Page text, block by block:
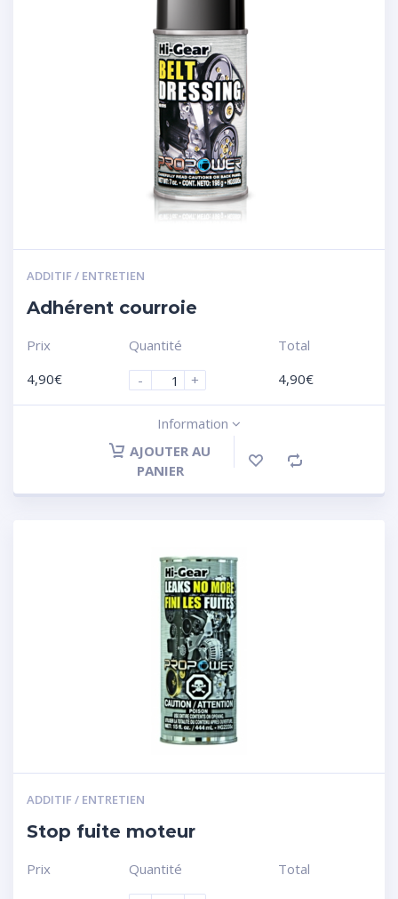
ADDITIF / ENTRETIEN
Adhérent courroie
Prix
4,90€
Quantité
-
+
Total
4,90€
Information
AJOUTER AU
PANIER
ADDITIF / ENTRETIEN
Stop fuite moteur
Prix
Quantité
Total